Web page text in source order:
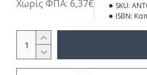
Χωρίς ΦΠΑ: 6,37€
SKU:
ISBN: